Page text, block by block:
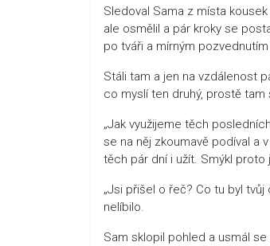
Sledoval Sama z místa
ale osmělil a pár kroky se
po tváři a mírným
Stáli tam a jen na vzdálenost
co myslí ten druhý, prostě
„Jak využijeme těch
se na něj zkoumavě podíval a
těch pár dní i užít. Smýkl proto
„Jsi přišel o řeč? Co tu byl
nelíbilo.
Sam sklopil pohled a usmál